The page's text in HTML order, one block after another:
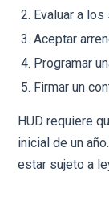
Evaluar a
Aceptar
Programar
Firmar un
HUD requiere
inicial de un
estar sujeto a